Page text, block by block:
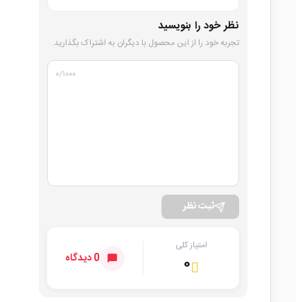
نظر خود را بنویسید
تجربه خود را از این محصول با دیگران به اشتراک بگذارید.
۰/۱۰۰۰
ثبت نظر
امتیاز کلی
۰ 0 دیدگاه